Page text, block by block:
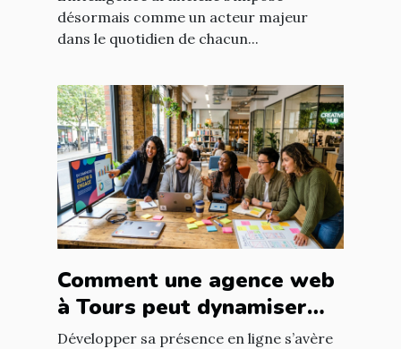
désormais comme un acteur majeur
dans le quotidien de chacun...
Comment une agence web
à Tours peut dynamiser
votre entreprise locale
Développer sa présence en ligne s’avère